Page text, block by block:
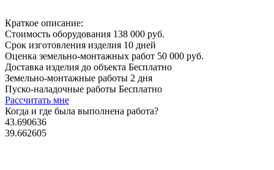
Краткое описание:
Стоимость оборудования 138 000 руб.
Срок изготовления изделия 10 дней
Оценка земельно-монтажных работ 50 000 руб.
Доставка изделия до объекта Бесплатно
Земельно-монтажные работы 2 дня
Пуско-наладочные работы Бесплатно
Рассчитать мне
Когда и где была выполнена работа?
43.690636
39.662605